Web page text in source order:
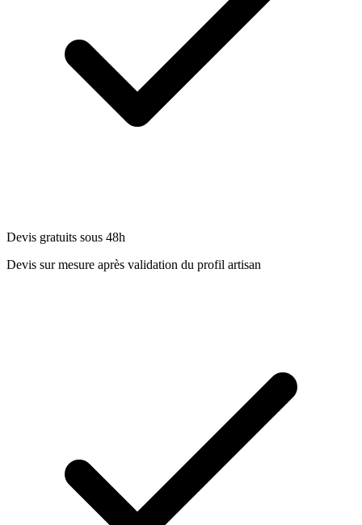
Devis gratuits sous 48h
Devis sur mesure après validation du profil artisan